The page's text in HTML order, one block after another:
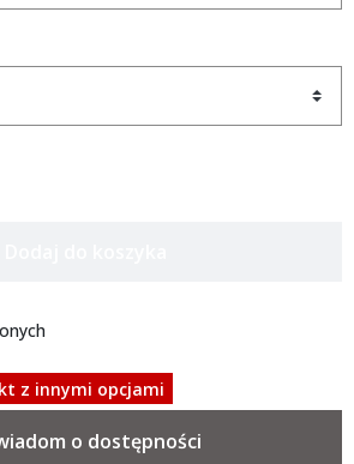
z innymi opcjami
o dostępności